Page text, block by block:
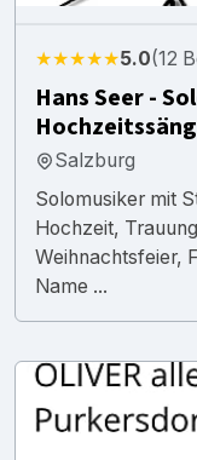
★★★★★5.0(12
Hans Seer -
Salzburg
Solomusiker mit
Hochzeit,
Weihnachtsfeier,
Name ...